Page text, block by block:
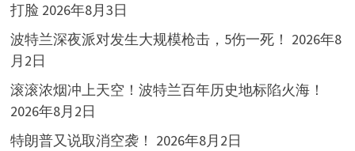
打脸 2026年8月3日
波特兰深夜派对发生大规模枪击，5伤一死！ 2026年8
月2日
滚滚浓烟冲上天空！波特兰百年历史地标陷火海！
2026年8月2日
特朗普又说取消空袭！ 2026年8月2日